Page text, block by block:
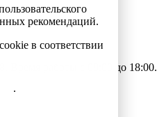
рекомендаций.
в соответствии
.
Время работы с 09:00 до 18:00.